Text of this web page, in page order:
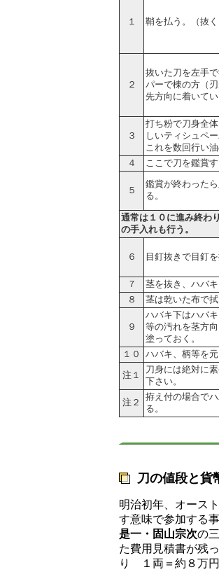
１ 鞘を払う。（抜
２
抜いた刀を左手
パーで棟の方（
先方向に着いてい
３
打ち粉で刀身全
しいティシュペ
これを数回行い
４
ここで刀を鑑賞す
５
鑑賞が終わった
る。
通常は１０に進み終わ
の手入れも行う。
６ 目釘抜きで目釘
７
茎を抜き、ハバキ
８
茎は乾いた布で拭
９
ハバキ下はハバ
等の汚れを茎方
塗っておく。
１０
ハバキ、柄等を
注１
刀身には絶対に
下さい。
注２
拵え付の場合で
る。
刀の値段と貨
明治初年、オース
す意味で参加する
是一・固山宗次の
た費用見積書が残
り １両＝約８万円